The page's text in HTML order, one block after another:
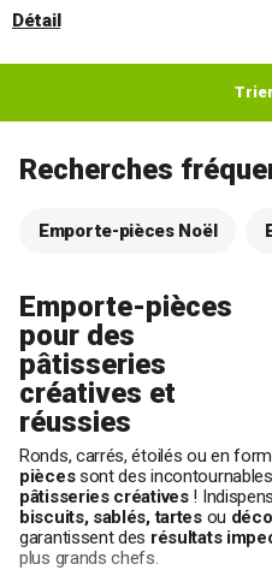
Détail
Recherches
Emporte-pièces Noël
Emporte-pièces
pour des
pâtisseries
créatives et
réussies
Ronds, carrés, étoilés ou en
piècessont des
pâtisseries créatives!
biscuits, sablés, tartesou
garantissent des résultats
plus grands chefs.